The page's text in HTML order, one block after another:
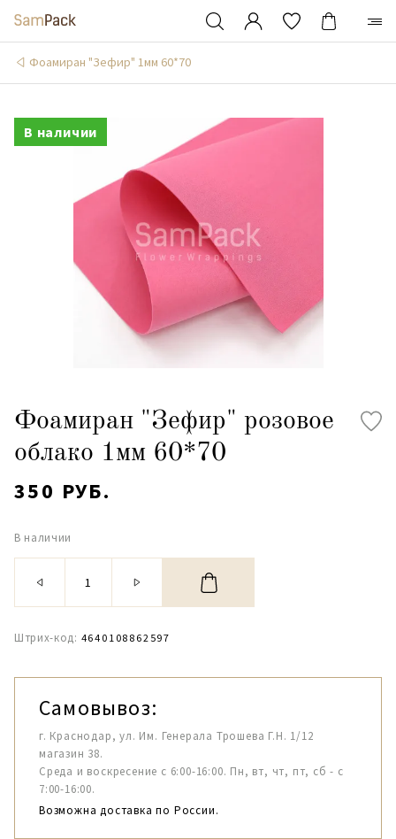
Фоамиран "Зефир" 1мм 60*70
В наличии
Фоамиран "Зефир" розовое
облако 1мм 60*70
350 РУБ.
В наличии
Штрих-код: 4640108862597
Самовывоз:
г. Краснодар, ул. Им. Генерала Трошева Г.Н. 1/12
магазин 38.
Среда и воскресение с 6:00-16:00. Пн, вт, чт, пт, сб - с
7:00-16:00.
Возможна доставка по России.